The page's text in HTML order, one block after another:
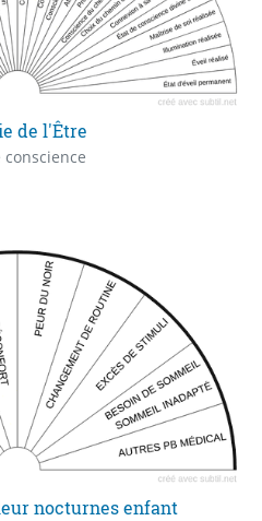
de l'Être
nocturnes enfant